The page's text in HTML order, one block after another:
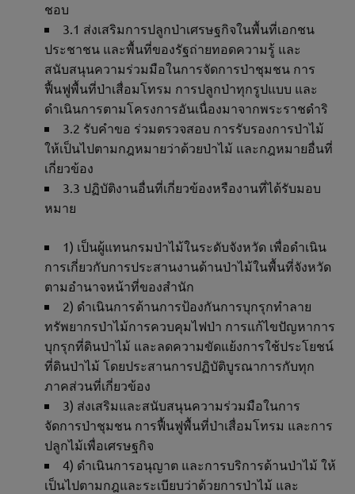
ชอบ
3.1 ส่งเสริมการปลูกป่าเศรษฐกิจในพื้นที่เอกชน
ประชาชน และพื้นที่ของรัฐถ่ายทอดความรู้ และ
สนับสนุนความร่วมมือในการจัดการป่าชุมชน การ
ฟื้นฟูพื้นที่ป่าเสื่อมโทรม การปลูกป่าทุกรูปแบบ และ
ดำเนินการตามโครงการอันเนื่องมาจากพระราชดำริ
3.2 รับคำขอ ร่วมตรวจสอบ การรับรองการป่าไม้
ให้เป็นไปตามกฎหมายว่าด้วยป่าไม้ และกฎหมายอื่นที่
เกี่ยวข้อง
3.3 ปฏิบัติงานอื่นที่เกี่ยวข้องหรืองานที่ได้รับมอบ
หมาย
1) เป็นผู้แทนกรมป่าไม้ในระดับจังหวัด เพื่อดำเนิน
การเกี่ยวกับการประสานงานด้านป่าไม้ในพื้นที่จังหวัด
ตามอำนาจหน้าที่ของสำนัก
2) ดำเนินการด้านการป้องกันการบุกรุกทำลาย
ทรัพยากรป่าไม้การควบคุมไฟป่า การแก้ไขปัญหาการ
บุกรุกที่ดินป่าไม้ และลดความขัดแย้งการใช้ประโยชน์
ที่ดินป่าไม้ โดยประสานการปฏิบัติบูรณาการกับทุก
ภาคส่วนที่เกี่ยวข้อง
3) ส่งเสริมและสนับสนุนความร่วมมือในการ
จัดการป่าชุมชน การฟื้นฟูพื้นที่ป่าเสื่อมโทรม และการ
ปลูกไม้เพื่อเศรษฐกิจ
4) ดำเนินการอนุญาต และการบริการด้านป่าไม้ ให้
เป็นไปตามกฎและระเบียบว่าด้วยการป่าไม้ และ